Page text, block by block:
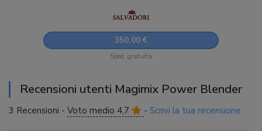
350,00 €
Sped. gratuita
Recensioni utenti Magimix Power Blender
3 Recensioni - Voto medio 4,7 - Scrivi la tua recensione